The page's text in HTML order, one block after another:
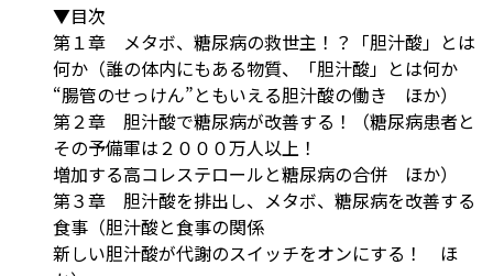
▼目次
第１章 メタボ、糖尿病の救世主！？「胆汁酸」とは
何か（誰の体内にもある物質、「胆汁酸」とは何か
“腸管のせっけん”ともいえる胆汁酸の働き ほか）
第２章 胆汁酸で糖尿病が改善する！（糖尿病患者と
その予備軍は２０００万人以上！
増加する高コレステロールと糖尿病の合併 ほか）
第３章 胆汁酸を排出し、メタボ、糖尿病を改善する
食事（胆汁酸と食事の関係
新しい胆汁酸が代謝のスイッチをオンにする！ ほ